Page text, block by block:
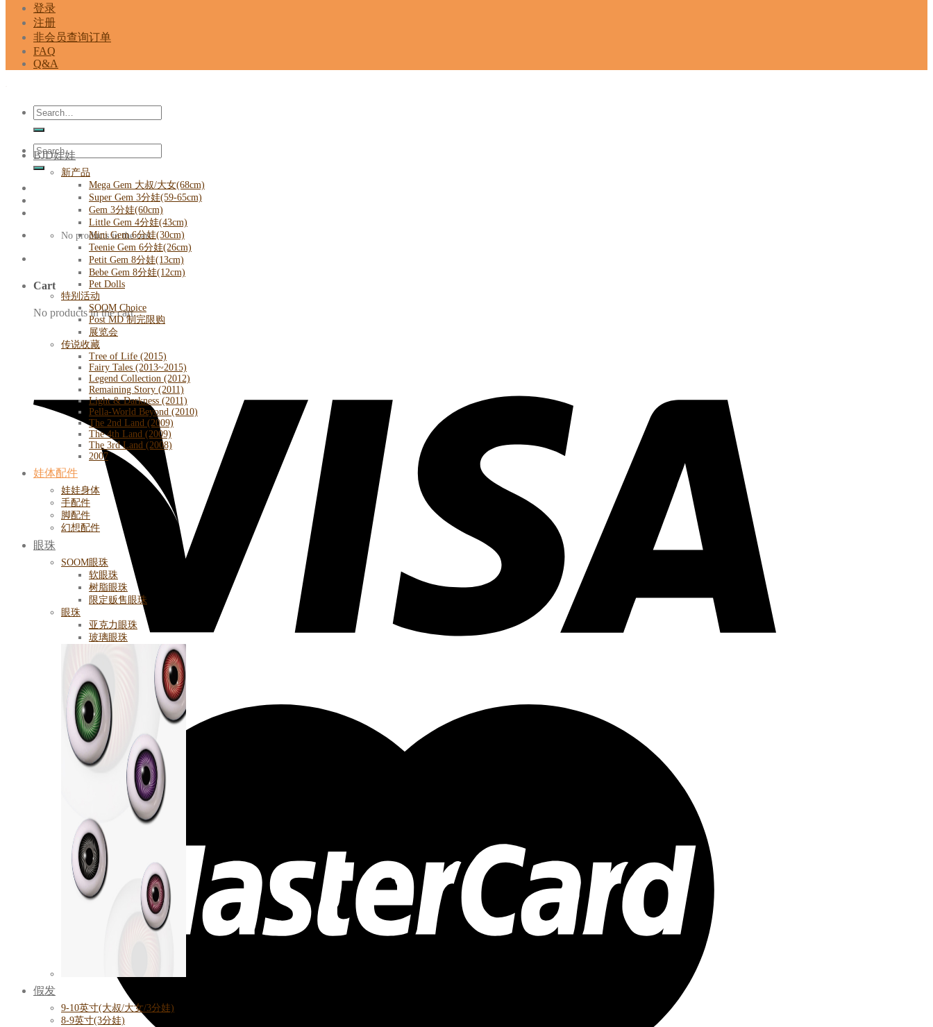
登录
注册
非会员查询订单
FAQ
Q&A
Search
for:
Search
for:
No products in the cart.
Cart
No products in the cart.
BJD娃娃
新产品
Mega Gem 大叔/大女(68cm)
Super Gem 3分娃(59-65cm)
Gem 3分娃(60cm)
Little Gem 4分娃(43cm)
Mini Gem 6分娃(30cm)
Teenie Gem 6分娃(26cm)
Petit Gem 8分娃(13cm)
Bebe Gem 8分娃(12cm)
Pet Dolls
特别活动
SOOM Choice
Post MD 制完限购
展览会
传说收藏
Tree of Life (2015)
Fairy Tales (2013~2015)
Legend Collection (2012)
Remaining Story (2011)
Light & Darkness (2011)
Pella-World Beyond (2010)
The 2nd Land (2009)
The 4th Land (2009)
The 3rd Land (2008)
2007
娃体配件
娃娃身体
手配件
脚配件
幻想配件
眼珠
SOOM眼珠
软眼珠
树脂眼珠
限定贩售眼珠
眼珠
亚克力眼珠
玻璃眼珠
假发
9-10英寸(大叔/大女/3分娃)
8-9英寸(3分娃)